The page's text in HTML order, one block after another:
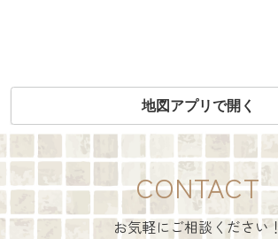
地図アプリで開く
CONTACT
お気軽にご相談ください！